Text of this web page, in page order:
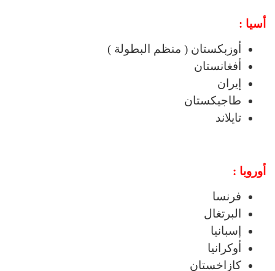
أسيا :
أوزبكستان ( منظم البطولة )
أفغانستان
إيران
طاجيكستان
تايلاند
أوروبا :
فرنسا
البرتغال
إسبانيا
أوكرانيا
كازاخستان